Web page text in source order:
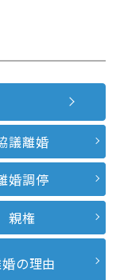
議離婚
婚調停
親権
の理由